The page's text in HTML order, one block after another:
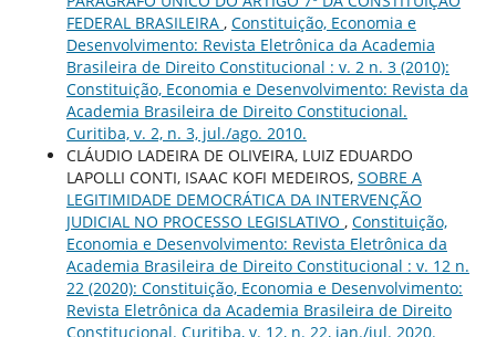
FEDERAL BRASILEIRA , Constituição, Economia e
Desenvolvimento: Revista Eletrônica da Academia
Brasileira de Direito Constitucional : v. 2 n. 3 (2010):
Constituição, Economia e Desenvolvimento: Revista da
Academia Brasileira de Direito Constitucional.
Curitiba, v. 2, n. 3, jul./ago. 2010.
CLÁUDIO LADEIRA DE OLIVEIRA, LUIZ EDUARDO
LAPOLLI CONTI, ISAAC KOFI MEDEIROS, SOBRE A
LEGITIMIDADE DEMOCRÁTICA DA INTERVENÇÃO
JUDICIAL NO PROCESSO LEGISLATIVO , Constituição,
Economia e Desenvolvimento: Revista Eletrônica da
Academia Brasileira de Direito Constitucional : v. 12 n.
22 (2020): Constituição, Economia e Desenvolvimento:
Revista Eletrônica da Academia Brasileira de Direito
Constitucional. Curitiba, v. 12, n. 22, jan./jul. 2020.